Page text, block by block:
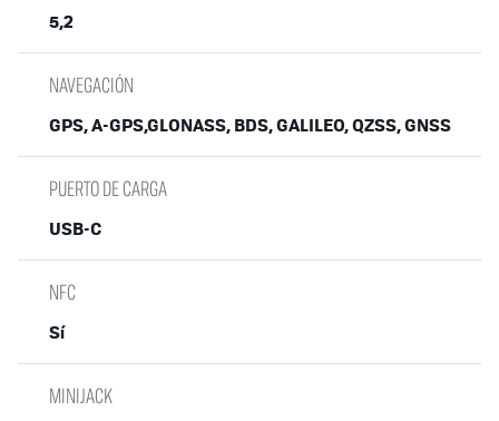
5,2
NAVEGACIÓN
GPS, A-GPS,GLONASS, BDS, GALILEO, QZSS, GNSS
PUERTO DE CARGA
USB-C
NFC
Sí
MINIJACK